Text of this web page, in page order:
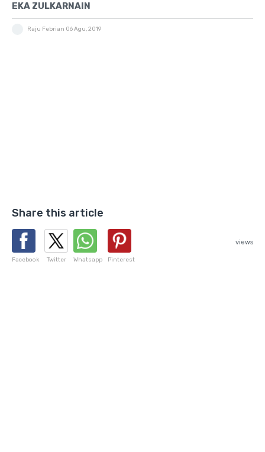
EKA ZULKARNAIN
Raju Febrian 06 Agu, 2019
Share this article
Facebook Twitter Whatsapp Pinterest
views